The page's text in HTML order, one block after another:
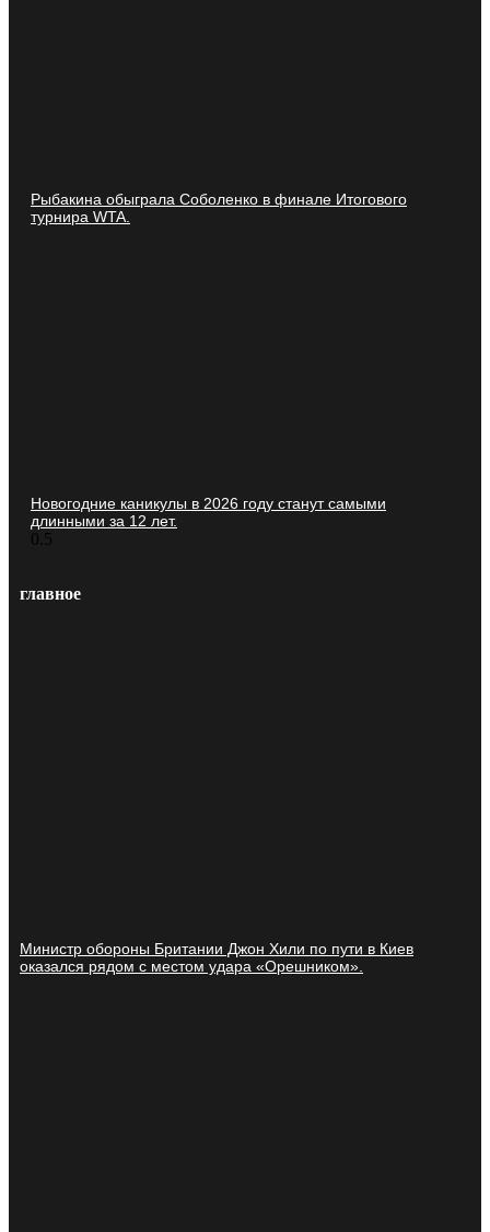
Рыбакина обыграла Соболенко в финале Итогового
турнира WTA.
Новогодние каникулы в 2026 году станут самыми
длинными за 12 лет.
главное
Министр обороны Британии Джон Хили по пути в Киев
оказался рядом с местом удара «Орешником».